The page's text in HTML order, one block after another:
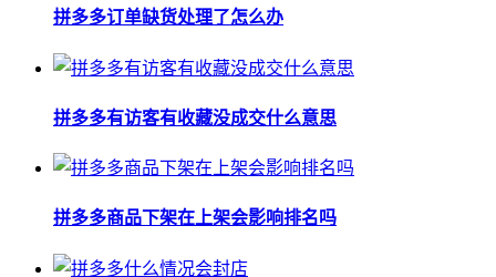
拼多多订单缺货处理了怎么办
拼多多有访客有收藏没成交什么意思
拼多多商品下架在上架会影响排名吗